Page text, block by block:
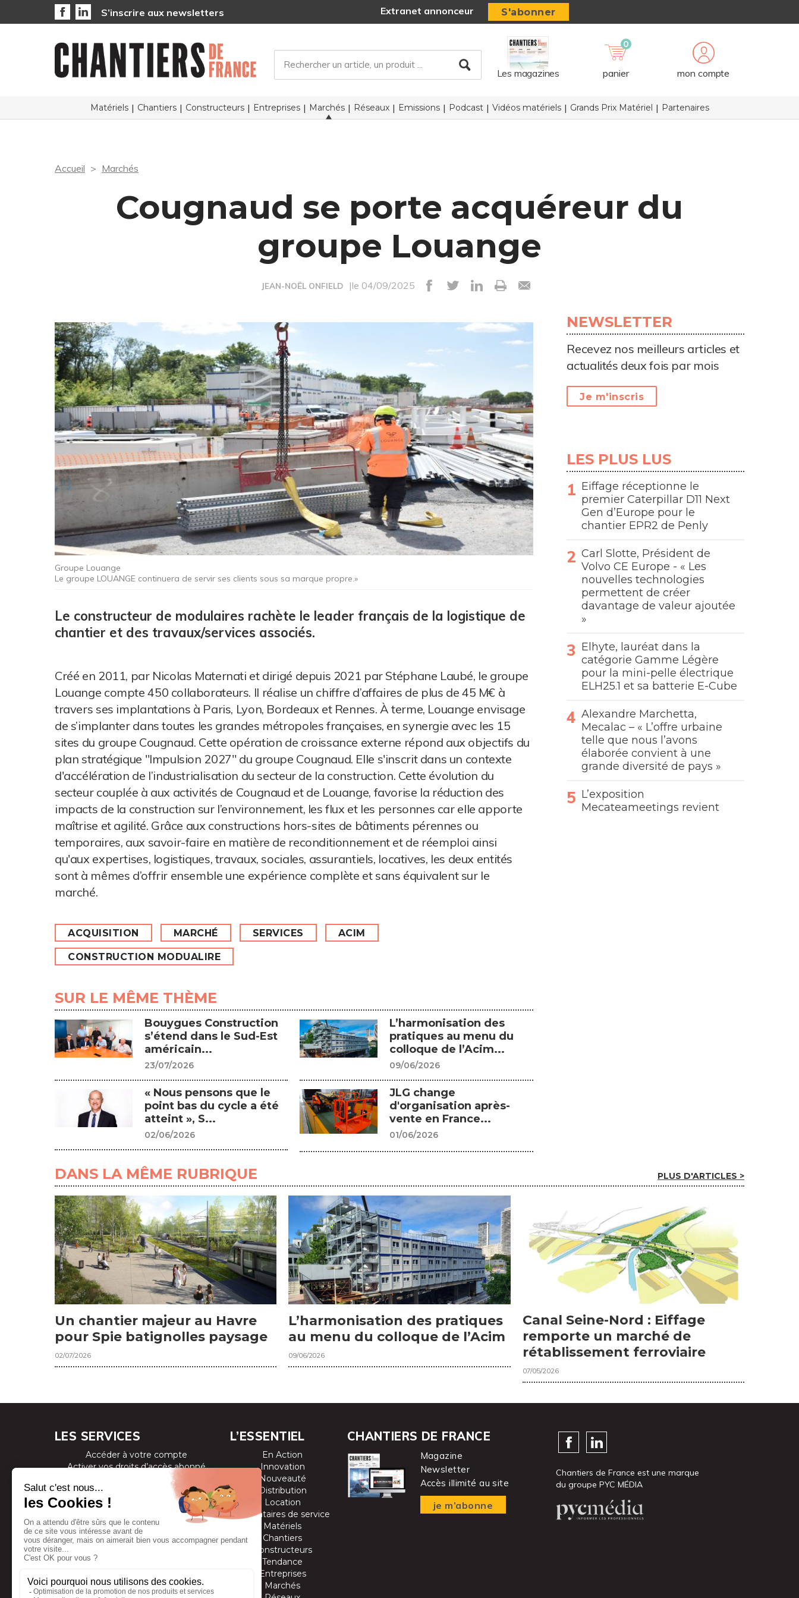
S’inscrire aux newsletters Extranet annonceur S'abonner
Les magazines
0
panier mon compte
Matériels Chantiers Constructeurs Entreprises Marchés Réseaux Emissions Podcast Vidéos matériels Grands Prix Matériel Partenaires
Accueil Marchés
Cougnaud se porte acquéreur du
groupe Louange
JEAN-NOËL ONFIELD |le 04/09/2025
Groupe Louange
Le groupe LOUANGE continuera de servir ses clients sous sa marque propre.»
Le constructeur de modulaires rachète le leader français de la logistique de
chantier et des travaux/services associés.
Créé en 2011, par Nicolas Maternati et dirigé depuis 2021 par Stéphane Laubé, le groupe
Louange compte 450 collaborateurs. Il réalise un chiffre d’affaires de plus de 45 M€ à
travers ses implantations à Paris, Lyon, Bordeaux et Rennes. À terme, Louange envisage
de s’implanter dans toutes les grandes métropoles françaises, en synergie avec les 15
sites du groupe Cougnaud. Cette opération de croissance externe répond aux objectifs du
plan stratégique "Impulsion 2027" du groupe Cougnaud. Elle s'inscrit dans un contexte
d'accélération de l’industrialisation du secteur de la construction. Cette évolution du
secteur couplée à aux activités de Cougnaud et de Louange, favorise la réduction des
impacts de la construction sur l’environnement, les flux et les personnes car elle apporte
maîtrise et agilité. Grâce aux constructions hors-sites de bâtiments pérennes ou
temporaires, aux savoir-faire en matière de reconditionnement et de réemploi ainsi
qu'aux expertises, logistiques, travaux, sociales, assurantiels, locatives, les deux entités
sont à mêmes d’offrir ensemble une expérience complète et sans équivalent sur le
marché.
ACQUISITION MARCHÉ SERVICES ACIM
CONSTRUCTION MODUALIRE
SUR LE MÊME THÈME
Bouygues Construction
s’étend dans le Sud-Est
américain...
23/07/2026
L’harmonisation des
pratiques au menu du
colloque de l’Acim...
09/06/2026
« Nous pensons que le
point bas du cycle a été
atteint », S...
02/06/2026
JLG change
d'organisation après-
vente en France...
01/06/2026
NEWSLETTER
Recevez nos meilleurs articles et
actualités deux fois par mois
Je m'inscris
LES PLUS LUS
Eiffage réceptionne le
premier Caterpillar D11 Next
Gen d’Europe pour le
chantier EPR2 de Penly
Carl Slotte, Président de
Volvo CE Europe - « Les
nouvelles technologies
permettent de créer
davantage de valeur ajoutée
»
Elhyte, lauréat dans la
catégorie Gamme Légère
pour la mini-pelle électrique
ELH25.1 et sa batterie E-Cube
Alexandre Marchetta,
Mecalac – « L’offre urbaine
telle que nous l’avons
élaborée convient à une
grande diversité de pays »
L’exposition
Mecateameetings revient
DANS LA MÊME RUBRIQUE PLUS D'ARTICLES >
Un chantier majeur au Havre
pour Spie batignolles paysage
02/07/2026
L’harmonisation des pratiques
au menu du colloque de l’Acim
09/06/2026
Canal Seine-Nord : Eiffage
remporte un marché de
rétablissement ferroviaire
07/05/2026
LES SERVICES
Accéder à votre compte
Activer vos droits d’accès abonné
Consulter les magazines
S’inscrire aux newsletters
Devenir annonceur
Se connecter à l’extranet annonceur
Nous contacter
L’ESSENTIEL
En Action
Innovation
Nouveauté
Distribution
Location
Prestataires de service
Matériels
Chantiers
Constructeurs
Tendance
Entreprises
Marchés
CHANTIERS DE FRANCE
Magazine
Newsletter
Accès illimité au site
je m’abonne
Chantiers de France est une marque
du groupe PYC MÉDIA